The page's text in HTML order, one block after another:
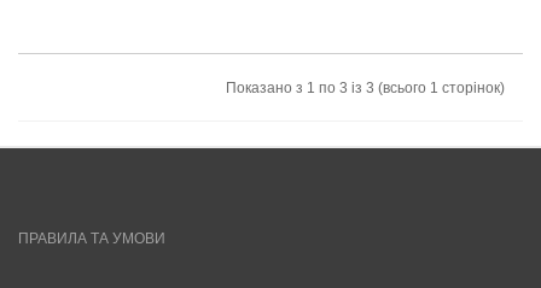
Показано з 1 по 3 із 3 (всього 1 сторінок)
ПРАВИЛА ТА УМОВИ